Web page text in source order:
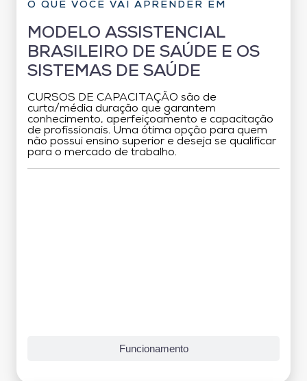
O QUE VOCÊ VAI APRENDER EM
MODELO ASSISTENCIAL
BRASILEIRO DE SAÚDE E OS
SISTEMAS DE SAÚDE
CURSOS DE CAPACITAÇÃO são de
curta/média duração que garantem
conhecimento, aperfeiçoamento e capacitação
de profissionais. Uma ótima opção para quem
não possui ensino superior e deseja se qualificar
para o mercado de trabalho.
Funcionamento